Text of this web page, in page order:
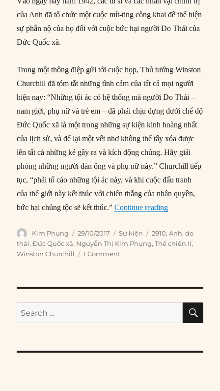
của Anh đã tổ chức một cuộc mít-ting công khai để thể hiện
sự phẫn nộ của họ đối với cuộc bức hại người Do Thái của
Đức Quốc xã.
Trong một thông điệp gửi tới cuộc họp, Thủ tướng Winston
Churchill đã tóm tắt những tình cảm của tất cả mọi người
hiện nay: “Những tội ác có hệ thống mà người Do Thái –
nam giới, phụ nữ và trẻ em – đã phải chịu đựng dưới chế độ
Đức Quốc xã là một trong những sự kiện kinh hoàng nhất
của lịch sử, và để lại một vết nhơ không thể tẩy xóa được
lên tất cả những kẻ gây ra và kích động chúng. Hãy giải
phóng những người đàn ông và phụ nữ này.” Churchill tiếp
tục, “phải tố cáo những tội ác này, và khi cuộc đấu tranh
của thế giới này kết thúc với chiến thắng của nhân quyền,
bức hại chủng tộc sẽ kết thúc.”Continue reading“29/10/1942:
Author
Kim Phụng
Posted
on
29/10/2017 Categories
Sự kiện Tags
2910,Anh,do
thái,Đức Quốc xã, Nguyễn Thị Kim Phụng,Thế chiến II,
Winston Churchill
1 Comment
Search
for: